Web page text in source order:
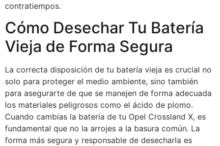
contratiempos.
Cómo Desechar Tu Batería
Vieja de Forma Segura
La correcta disposición de tu batería vieja es crucial no
solo para proteger el medio ambiente, sino también
para asegurarte de que se manejen de forma adecuada
los materiales peligrosos como el ácido de plomo.
Cuando cambias la batería de tu Opel Crossland X, es
fundamental que no la arrojes a la basura común. La
forma más segura y responsable de desecharla es